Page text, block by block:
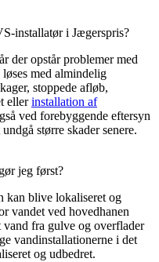
installatør i Jægerspris?
der opstår problemer med
med almindelig
stoppede afløb,
ellerinstallation af
ved forebyggende eftersyn
større skader senere.
jeg først?
kan blive lokaliseret og
vandet ved hovedhanen
fra gulve og overflader
vandinstallationerne i det
og udbedret.